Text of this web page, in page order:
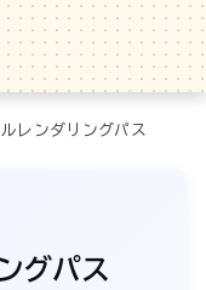
レンダリングパス
グパス